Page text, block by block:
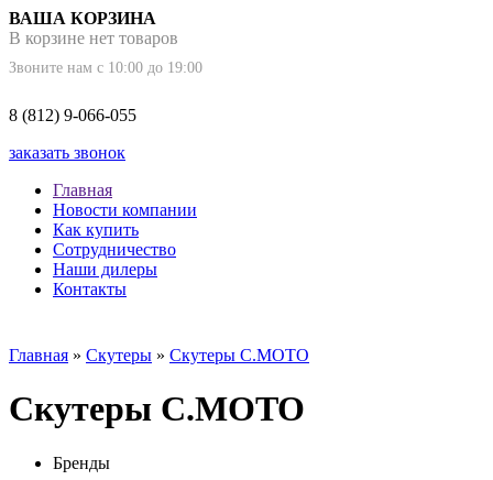
ВАША КОРЗИНА
В корзине нет товаров
Звоните нам с 10:00 до 19:00
8 (812) 9-066-055
заказать звонок
Главная
Новости компании
Как купить
Сотрудничество
Наши дилеры
Контакты
Главная » Скутеры » Скутеры C.MOTO
Скутеры C.MOTO
Бренды